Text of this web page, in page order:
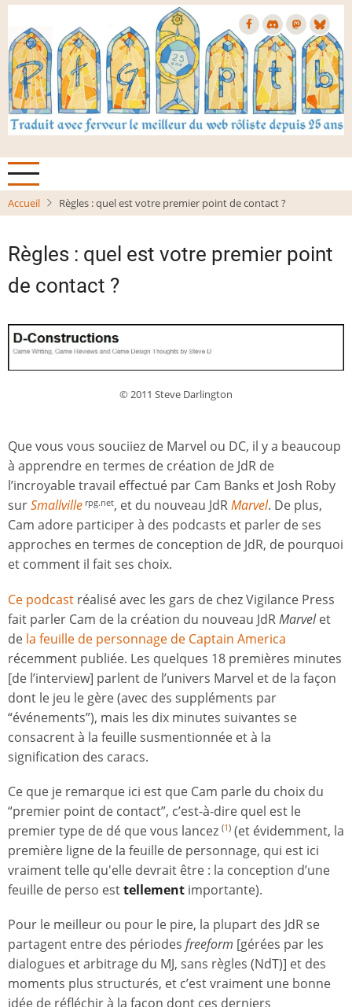
Aller
contenu
principal
Accueil Règles : quel est votre premier point de contact ?
Règles : quel est votre premier point
de contact ?
© 2011 Steve Darlington
Que vous vous souciiez de Marvel ou DC, il y a beaucoup
à apprendre en termes de création de JdR de
l’incroyable travail effectué par Cam Banks et Josh Roby
surSmallville rpg.net, et du nouveau JdRMarvel. De plus,
Cam adore participer à des podcasts et parler de ses
approches en termes de conception de JdR, de pourquoi
et comment il fait ses choix.
Ce podcast réalisé avec les gars de chez Vigilance Press
fait parler Cam de la création du nouveau JdRMarvelet
de la feuille de personnage de Captain America
récemment publiée. Les quelques 18 premières minutes
[de l’interview] parlent de l’univers Marvel et de la façon
dont le jeu le gère (avec des suppléments par
“événements”), mais les dix minutes suivantes se
consacrent à la feuille susmentionnée et à la
signification des caracs.
Ce que je remarque ici est que Cam parle du choix du
“premier point de contact”, c’est-à-dire quel est le
premier type de dé que vous lancez (1) (et évidemment, la
première ligne de la feuille de personnage, qui est ici
vraiment telle qu'elle devrait être : la conception d’une
feuille de perso esttellement importante).
Pour le meilleur ou pour le pire, la plupart des JdR se
partagent entre des périodes freeform [gérées par les
dialogues et arbitrage du MJ, sans règles (NdT)] et des
moments plus structurés, et c’est vraiment une bonne
idée de réfléchir à la façon dont ces derniers